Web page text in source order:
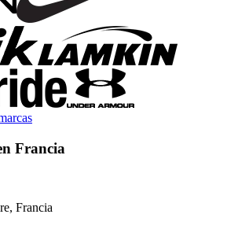
Francia
Francia